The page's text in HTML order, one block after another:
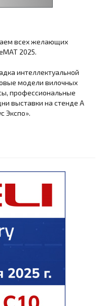
всех желающих
2025.
интеллектуальной
модели вилочных
профессиональные
выставки на стенде А
Экспо».